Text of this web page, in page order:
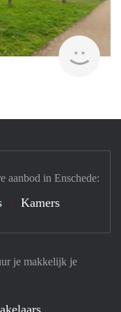
je makkelijk je
aanbod in Enschede:
Kamers